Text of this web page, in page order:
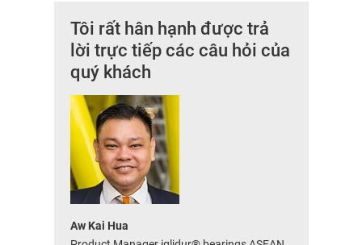
Tôi rất hân hạnh được trả
lời trực tiếp các câu hỏi của
quý khách
Aw Kai Hua